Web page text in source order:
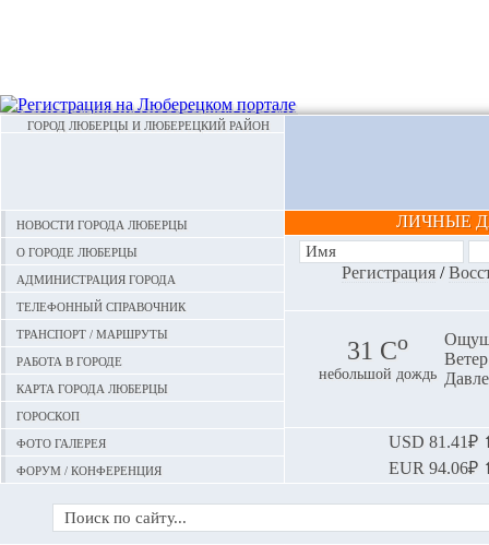
ГОРОД ЛЮБЕРЦЫ И ЛЮБЕРЕЦКИЙ РАЙОН
Новости города Люберцы
О городе Люберцы
Администрация города
Телефонный справочник
Транспорт / маршруты
Работа в городе
Карта города Люберцы
Гороскоп
Фото галерея
Форум / конференция
ЛИЧНЫЕ
Регистрация/
31 Сo
небольшой дождь
USD 81.41₽
EUR 94.06₽